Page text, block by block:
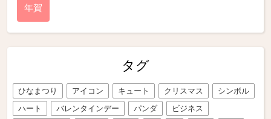
年賀
タグ
ひなまつり アイコン キュート クリスマス
シンボル
ハート
バレンタインデー パンダ
ビジネス